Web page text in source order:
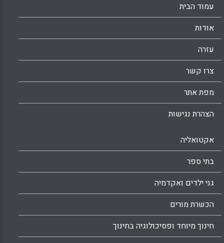
עמוד הבית
אודות
עזרה
צרו קשר
מפת אתר
הצהרת נגישות
אקטואליה
בתי ספר
גני ילדים ואקדמיה
הכשרת מורים
חינוך מיוחד ופסיכולוגיה בחינוך